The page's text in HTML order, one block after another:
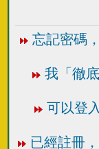
忘記密碼
我「徹
可以登
已經註冊